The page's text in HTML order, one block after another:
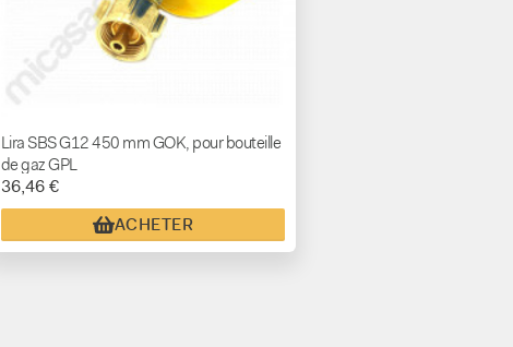
Lira SBS G12 450 mm GOK, pour bouteille
de gaz GPL
36,46 €
ACHETER